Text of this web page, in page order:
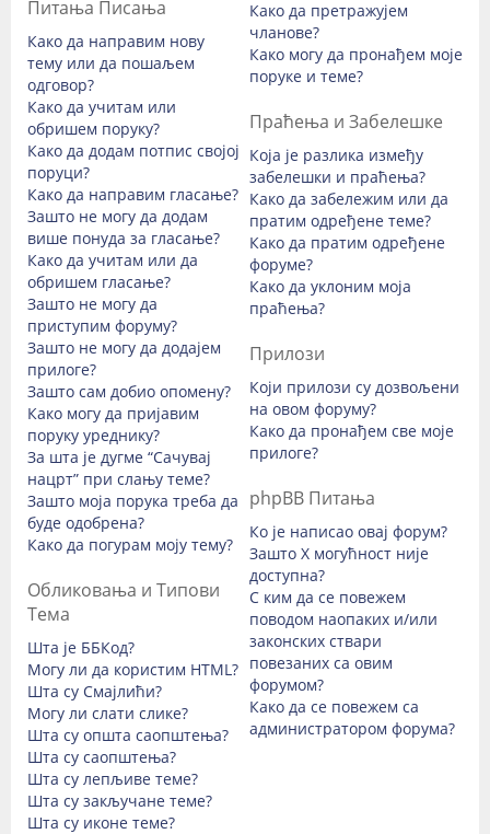
Питања Писања
Како да направим нову
тему или да пошаљем
одговор?
Како да учитам или
обришем поруку?
Како да додам потпис својој
поруци?
Како да направим гласање?
Зашто не могу да додам
више понуда за гласање?
Како да учитам или да
обришем гласање?
Зашто не могу да
приступим форуму?
Зашто не могу да додајем
прилоге?
Зашто сам добио опомену?
Како могу да пријавим
поруку уреднику?
За шта је дугме “Сачувај
нацрт” при слању теме?
Зашто моја порука треба да
буде одобрена?
Како да погурам моју тему?
Обликовања и Типови
Тема
Шта је ББКод?
Могу ли да користим HTML?
Шта су Смајлићи?
Могу ли слати слике?
Шта су општа саопштења?
Шта су саопштења?
Шта су лепљиве теме?
Шта су закључане теме?
Шта су иконе теме?
Како да претражујем
чланове?
Како могу да пронађем моје
поруке и теме?
Праћења и Забелешке
Која је разлика између
забелешки и праћења?
Како да забележим или да
пратим одређене теме?
Како да пратим одређене
форуме?
Како да уклоним моја
праћења?
Прилози
Који прилози су дозвољени
на овом форуму?
Како да пронађем све моје
прилоге?
phpBB Питања
Ко је написао овај форум?
Зашто X могућност није
доступна?
С ким да се повежем
поводом наопаких и/или
законских ствари
повезаних са овим
форумом?
Како да се повежем са
администратором форума?